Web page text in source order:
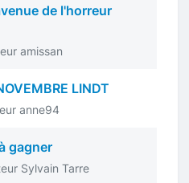
de l'horreur
amissan
LINDT
anne94
gagner
Sylvain Tarre